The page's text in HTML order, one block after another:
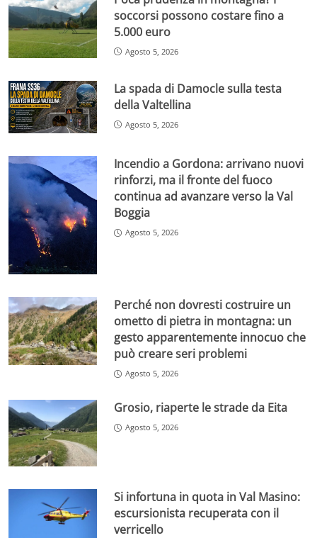
soccorsi possono costare fino a
5.000 euro
Agosto 5, 2026
La spada di Damocle sulla testa
della Valtellina
Agosto 5, 2026
Incendio a Gordona: arrivano nuovi
rinforzi, ma il fronte del fuoco
continua ad avanzare verso la Val
Boggia
Agosto 5, 2026
Perché non dovresti costruire un
ometto di pietra in montagna: un
gesto apparentemente innocuo che
può creare seri problemi
Agosto 5, 2026
Grosio, riaperte le strade da Eita
Agosto 5, 2026
Si infortuna in quota in Val Masino:
escursionista recuperata con il
verricello